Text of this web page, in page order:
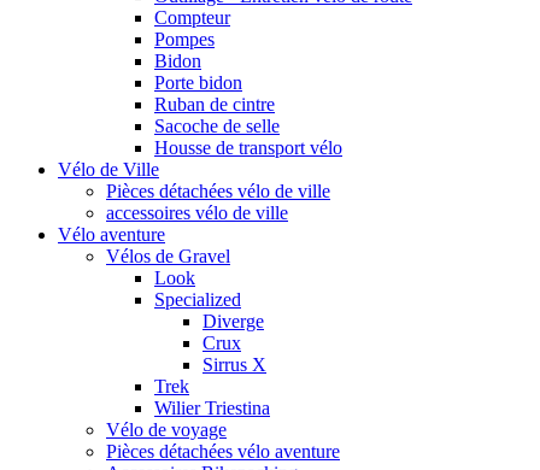
Compteur
Pompes
Bidon
Porte bidon
Ruban de cintre
Sacoche de selle
Housse de transport vélo
Vélo de Ville
Pièces détachées vélo de ville
accessoires vélo de ville
Vélo aventure
Vélos de Gravel
Look
Specialized
Diverge
Crux
Sirrus X
Trek
Wilier Triestina
Vélo de voyage
Pièces détachées vélo aventure